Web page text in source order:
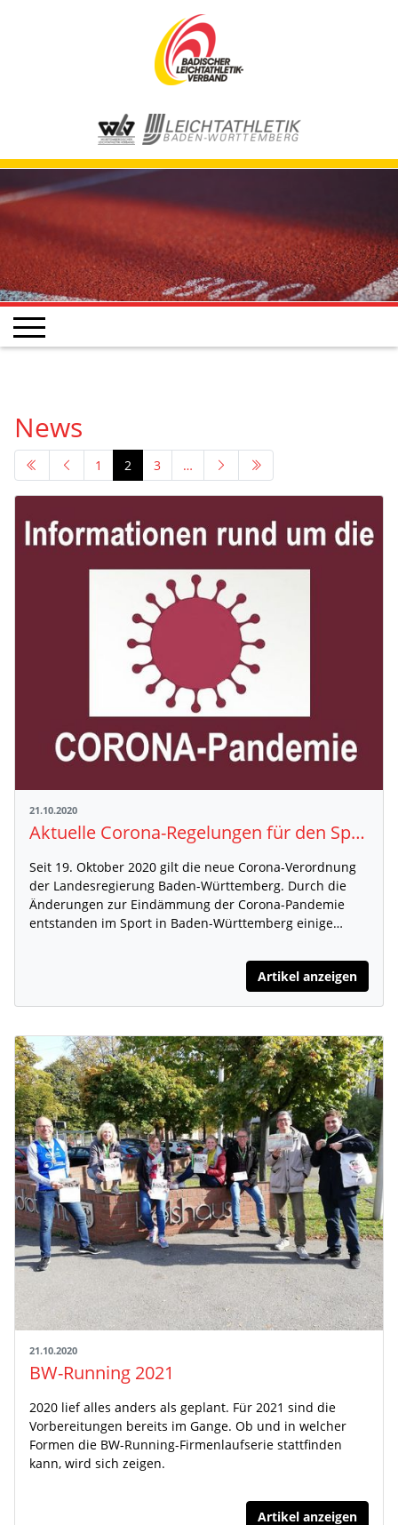
News
1 2 3 …
21.10.2020
Aktuelle Corona-Regelungen für den Sport in Baden-Württemberg
Seit 19. Oktober 2020 gilt die neue Corona-Verordnung
der Landesregierung Baden-Württemberg. Durch die
Änderungen zur Eindämmung der Corona-Pandemie
entstanden im Sport in Baden-Württemberg einige…
Artikel anzeigen
21.10.2020
BW-Running 2021
2020 lief alles anders als geplant. Für 2021 sind die
Vorbereitungen bereits im Gange. Ob und in welcher
Formen die BW-Running-Firmenlaufserie stattfinden
kann, wird sich zeigen.
Artikel anzeigen